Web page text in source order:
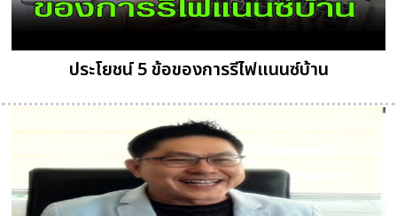
ประโยชน์ 5 ข้อของการรีไฟแนนซ์บ้าน